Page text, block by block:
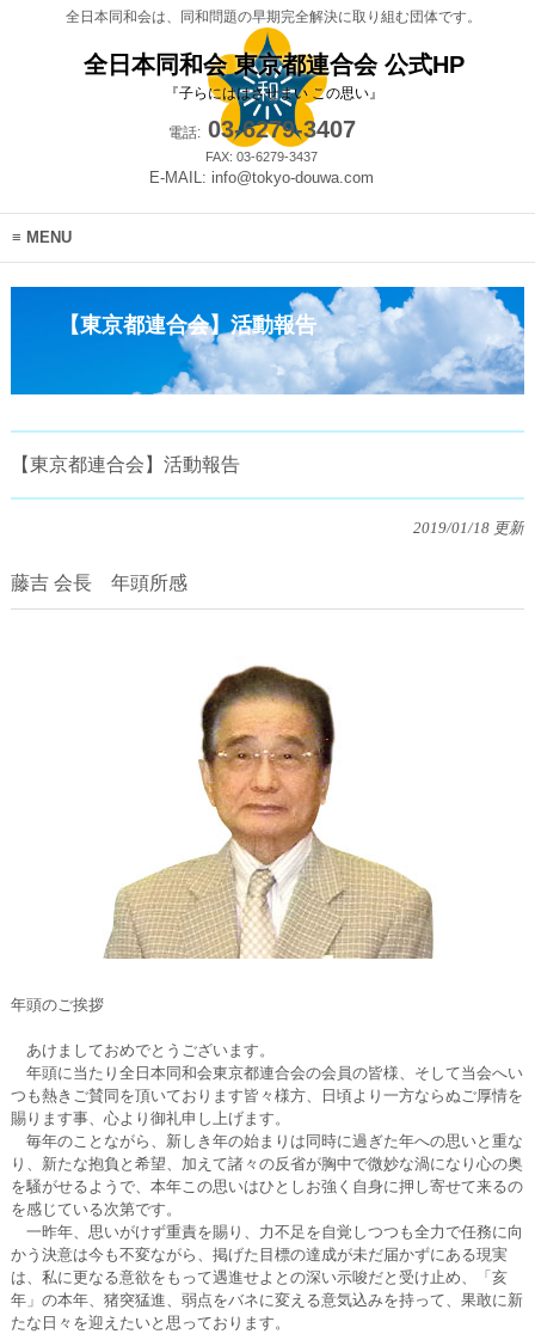
全日本同和会は、同和問題の早期完全解決に取り組む団体です。
全日本同和会 東京都連合会 公式HP
『子らにははさせまい この思い』
電話:03-6279-3407
FAX: 03-6279-3437
E-MAIL: info@tokyo-douwa.com
MENU
【東京都連合会】活動報告
【東京都連合会】活動報告
2019/01/18 更新
藤吉 会長 年頭所感
年頭のご挨拶
あけましておめでとうございます。
年頭に当たり全日本同和会東京都連合会の会員の皆様、そして当会へい
つも熱きご賛同を頂いております皆々様方、日頃より一方ならぬご厚情を
賜ります事、心より御礼申し上げます。
毎年のことながら、新しき年の始まりは同時に過ぎた年への思いと重な
り、新たな抱負と希望、加えて諸々の反省が胸中で微妙な渦になり心の奥
を騒がせるようで、本年この思いはひとしお強く自身に押し寄せて来るの
を感じている次第です。
一昨年、思いがけず重責を賜り、力不足を自覚しつつも全力で任務に向
かう決意は今も不変ながら、掲げた目標の達成が未だ届かずにある現実
は、私に更なる意欲をもって遇進せよとの深い示唆だと受け止め、「亥
年」の本年、猪突猛進、弱点をバネに変える意気込みを持って、果敢に新
たな日々を迎えたいと思っております。